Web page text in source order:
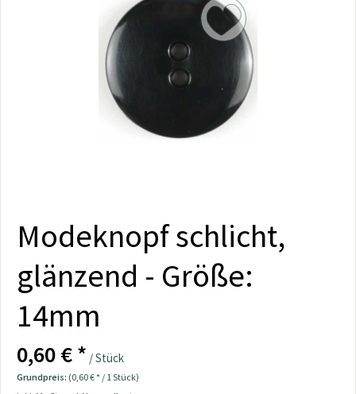
Modeknopf schlicht,
glänzend - Größe:
14mm
0,60 € * / Stück
Grundpreis: (0,60 € * / 1 Stück)